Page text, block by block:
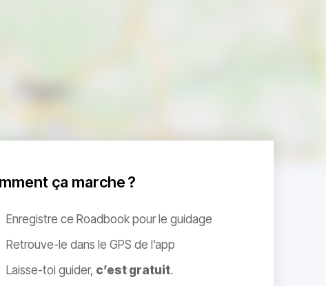
ça marche ?
Enregistre ce Roadbook pour le guidage
Retrouve-le dans le GPS de l’app
Laisse-toi guider, c’est gratuit.